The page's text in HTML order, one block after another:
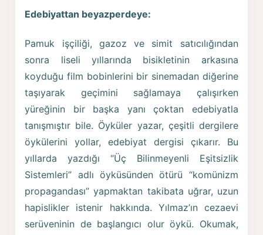
Edebiyattan beyazperdeye:
Pamuk işçiliği, gazoz ve simit satıcılığından
sonra liseli yıllarında bisikletinin arkasına
koyduğu film bobinlerini bir sinemadan diğerine
taşıyarak geçimini sağlamaya çalışırken
yüreğinin bir başka yanı çoktan edebiyatla
tanışmıştır bile. Öyküler yazar, çeşitli dergilere
öykülerini yollar, edebiyat dergisi çıkarır. Bu
yıllarda yazdığı “Üç Bilinmeyenli Eşitsizlik
Sistemleri” adlı öyküsünden ötürü “komünizm
propagandası” yapmaktan takibata uğrar, uzun
hapislikler istenir hakkında. Yılmaz’ın cezaevi
serüveninin de başlangıcı olur öykü. Okumak,